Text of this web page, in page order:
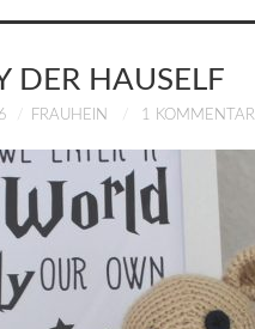
DER HAUSELF
FRAUHEIN 1 KOMMENTAR